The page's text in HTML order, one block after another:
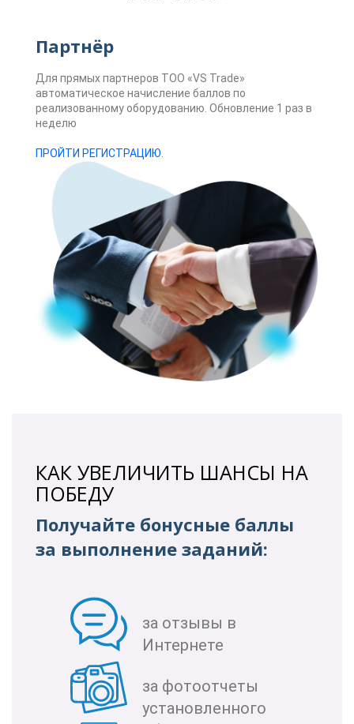
Партнёр
Для прямых партнеров ТОО «VS Trade»
автоматическое начисление баллов по
реализованному оборудованию. Обновление 1 раз в
неделю
ПРОЙТИ РЕГИСТРАЦИЮ.
КАК УВЕЛИЧИТЬ ШАНСЫ НА
ПОБЕДУ
Получайте бонусные баллы
за выполнение заданий:
за отзывы в
Интернете
за фотоотчеты
установленного